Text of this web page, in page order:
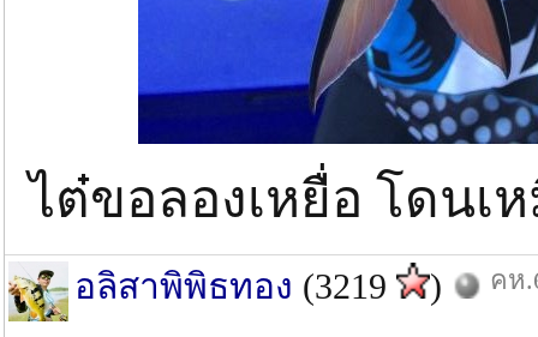
ไต๋ขอลองเหยื่อ โดน
อลิสาพิพิธทอง (3219 ) คห